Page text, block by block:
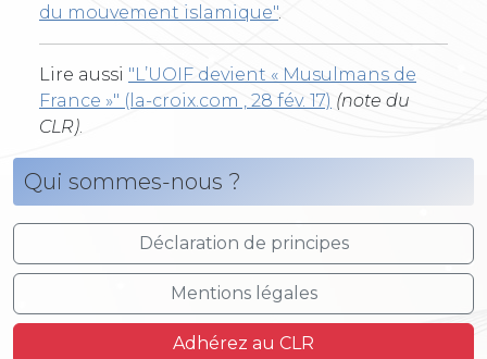
du mouvement islamique"
Lire aussi "L’UOIF devient « Musulmans de
France »" (la-croix.com , 28 fév. 17) (note du
CLR)
Qui sommes-nous ?
Déclaration de principes
Mentions légales
Adhérez au CLR